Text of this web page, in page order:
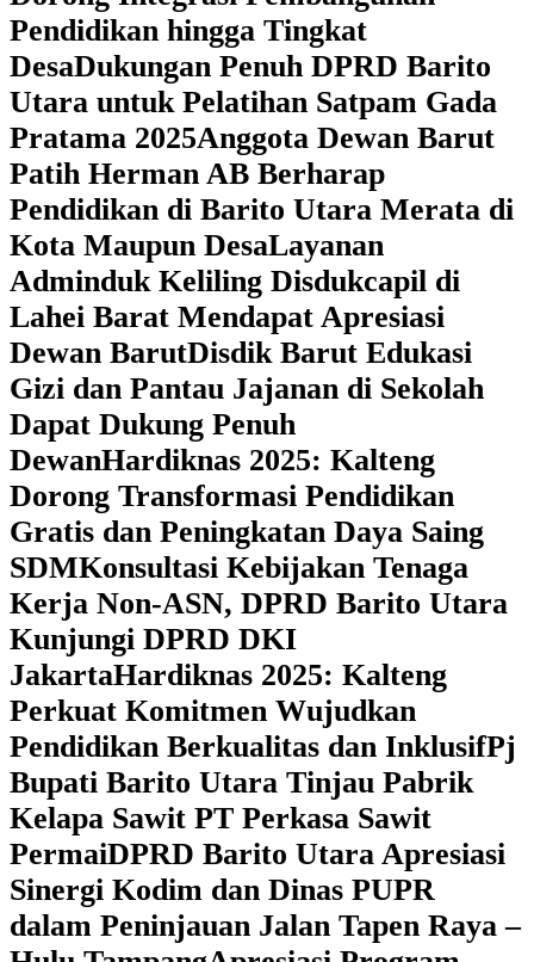
Pendidikan hingga Tingkat
DesaDukungan Penuh DPRD Barito
Utara untuk Pelatihan Satpam Gada
Pratama 2025Anggota Dewan Barut
Patih Herman AB Berharap
Pendidikan di Barito Utara Merata di
Kota Maupun DesaLayanan
Adminduk Keliling Disdukcapil di
Lahei Barat Mendapat Apresiasi
Dewan BarutDisdik Barut Edukasi
Gizi dan Pantau Jajanan di Sekolah
Dapat Dukung Penuh
DewanHardiknas 2025: Kalteng
Dorong Transformasi Pendidikan
Gratis dan Peningkatan Daya Saing
SDMKonsultasi Kebijakan Tenaga
Kerja Non-ASN, DPRD Barito Utara
Kunjungi DPRD DKI
JakartaHardiknas 2025: Kalteng
Perkuat Komitmen Wujudkan
Pendidikan Berkualitas dan InklusifPj
Bupati Barito Utara Tinjau Pabrik
Kelapa Sawit PT Perkasa Sawit
PermaiDPRD Barito Utara Apresiasi
Sinergi Kodim dan Dinas PUPR
dalam Peninjauan Jalan Tapen Raya –